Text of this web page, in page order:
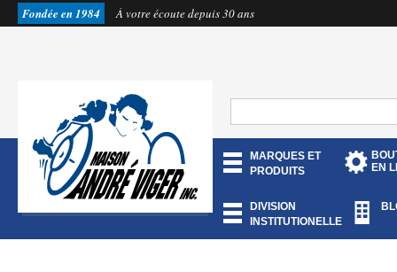
Fondée en 1984 À votre écoute depuis 30 ans
MARQUES ET
PRODUITS
EN
DIVISION
INSTITUTIONELLE